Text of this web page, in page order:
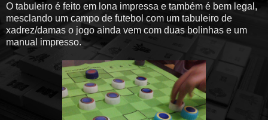
O tabuleiro é feito em lona impressa e também é bem legal,
mesclando um campo de futebol com um tabuleiro de
xadrez/damas o jogo ainda vem com duas bolinhas e um
manual impresso.